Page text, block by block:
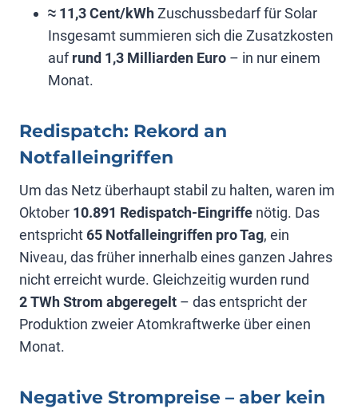
≈ 11,3 Cent/kWhZuschussbedarf für Solar
Insgesamt summieren sich die Zusatzkosten
aufrund 1,3 Milliarden Euro – in nur einem
Monat.
Redispatch: Rekord an
Notfalleingriffen
Um das Netz überhaupt stabil zu halten, waren im
Oktober 10.891 Redispatch-Eingriffe nötig. Das
entspricht65 Notfalleingriffen pro Tag, ein
Niveau, das früher innerhalb eines ganzen Jahres
nicht erreicht wurde. Gleichzeitig wurden rund
2 TWh Strom abgeregelt – das entspricht der
Produktion zweier Atomkraftwerke über einen
Monat.
Negative Strompreise – aber kein